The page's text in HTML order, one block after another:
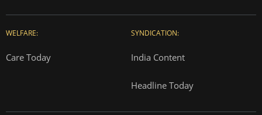
WELFARE:
Care Today
SYNDICATION:
India Content
Headline Today